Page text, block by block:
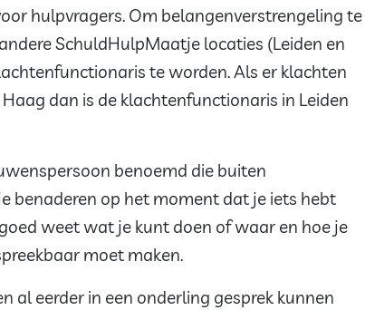
hulpvragers. Om belangenverstrengeling te
SchuldHulpMaatje locaties (Leiden en
te worden. Als er klachten
dan is de klachtenfunctionaris in Leiden
benoemd die buiten
benaderen op het moment dat je iets hebt
weet wat je kunt doen of waar en hoe je
moet maken.
al eerder in een onderling gesprek kunnen